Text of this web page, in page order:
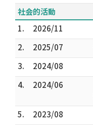
社会的活動
1.
2026/11
2.
2025/07
3.
2024/08
4.
2024/06
5.
2023/08